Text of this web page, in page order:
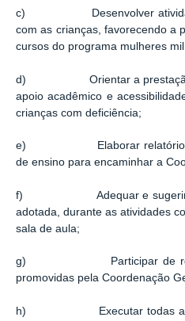
c) Desenvolver atividades
com as crianças, favorecendo a
cursos do programa mulheres
d) Orientar a prestação de
apoio acadêmico e
crianças com deficiência;
e) Elaborar relatórios
de ensino para encaminhar a
f) Adequar e sugerir
adotada, durante as atividades
sala de aula;
g) Participar de
promovidas pela Coordenação
h) Executar todas as